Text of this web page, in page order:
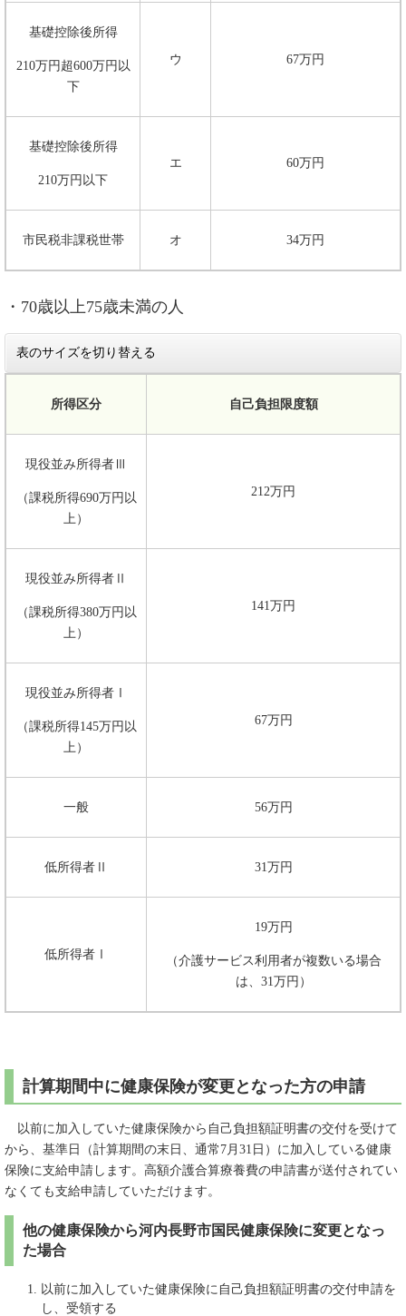
基礎控除後所得
210万円超600万円以
下
ウ 67万円
基礎控除後所得
210万円以下
エ 60万円
市民税非課税世帯 オ 34万円
・70歳以上75歳未満の人
表のサイズを切り替える
所得区分 自己負担限度額
現役並み所得者Ⅲ
（課税所得690万円以
上）
212万円
現役並み所得者Ⅱ
（課税所得380万円以
上）
141万円
現役並み所得者Ⅰ
（課税所得145万円以
上）
67万円
一般 56万円
低所得者Ⅱ 31万円
低所得者Ⅰ
19万円
（介護サービス利用者が複数いる場合
は、31万円）
計算期間中に健康保険が変更となった方の申請
以前に加入していた健康保険から自己負担額証明書の交付を受けて
から、基準日（計算期間の末日、通常7月31日）に加入している健康
保険に支給申請します。高額介護合算療養費の申請書が送付されてい
なくても支給申請していただけます。
他の健康保険から河内長野市国民健康保険に変更となっ
た場合
以前に加入していた健康保険に自己負担額証明書の交付申請を
し、受領する